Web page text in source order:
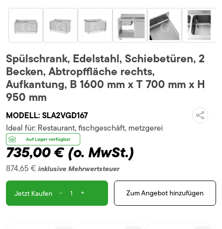
Spülschrank, Edelstahl, Schiebetüren, 2
Becken, Abtropffläche rechts,
Aufkantung, B 1600 mm x T 700 mm x H
950 mm
MODELL: SLA2VGD167
735,00 €(o. MwSt.)
874,65 € inklusive Mehrwertsteuer
Ideal für: Restaurant, fischgeschäft, metzgerei
Jetzt Kaufen - + Zum Angebot hinzufügen